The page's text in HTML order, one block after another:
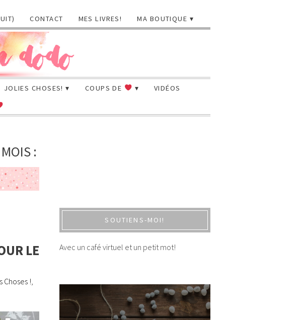
CONTACT MES LIVRES! MA BOUTIQUE
JOLIES CHOSES! COUPS DE
VIDÉOS
:
LE
Choses !
SOUTIENS-MOI!
Avec un café virtuel et un petit mot!